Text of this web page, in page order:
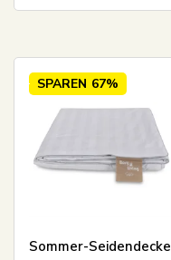
SPAREN 67%
Sommer-Seidendecke